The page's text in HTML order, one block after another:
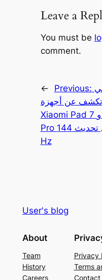
Leave a
You must be
comment.
← Previous:
تكشف عن أجهزة
Xiaomi Pad 7 و Pad 7
Pro بمعدل تحديث 144
Hz
User's blog
About
Team
History
Careers
Privacy
Terms
Contact